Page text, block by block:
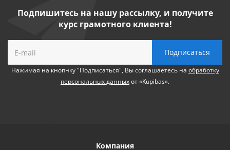
Подпишитесь на нашу рассылку, и получите
курс грамотного клиента!
Нажимая на кнопнку "Подписаться", Вы соглашаетесь на обработку
персональных данныхот «Kupibas».
Компания